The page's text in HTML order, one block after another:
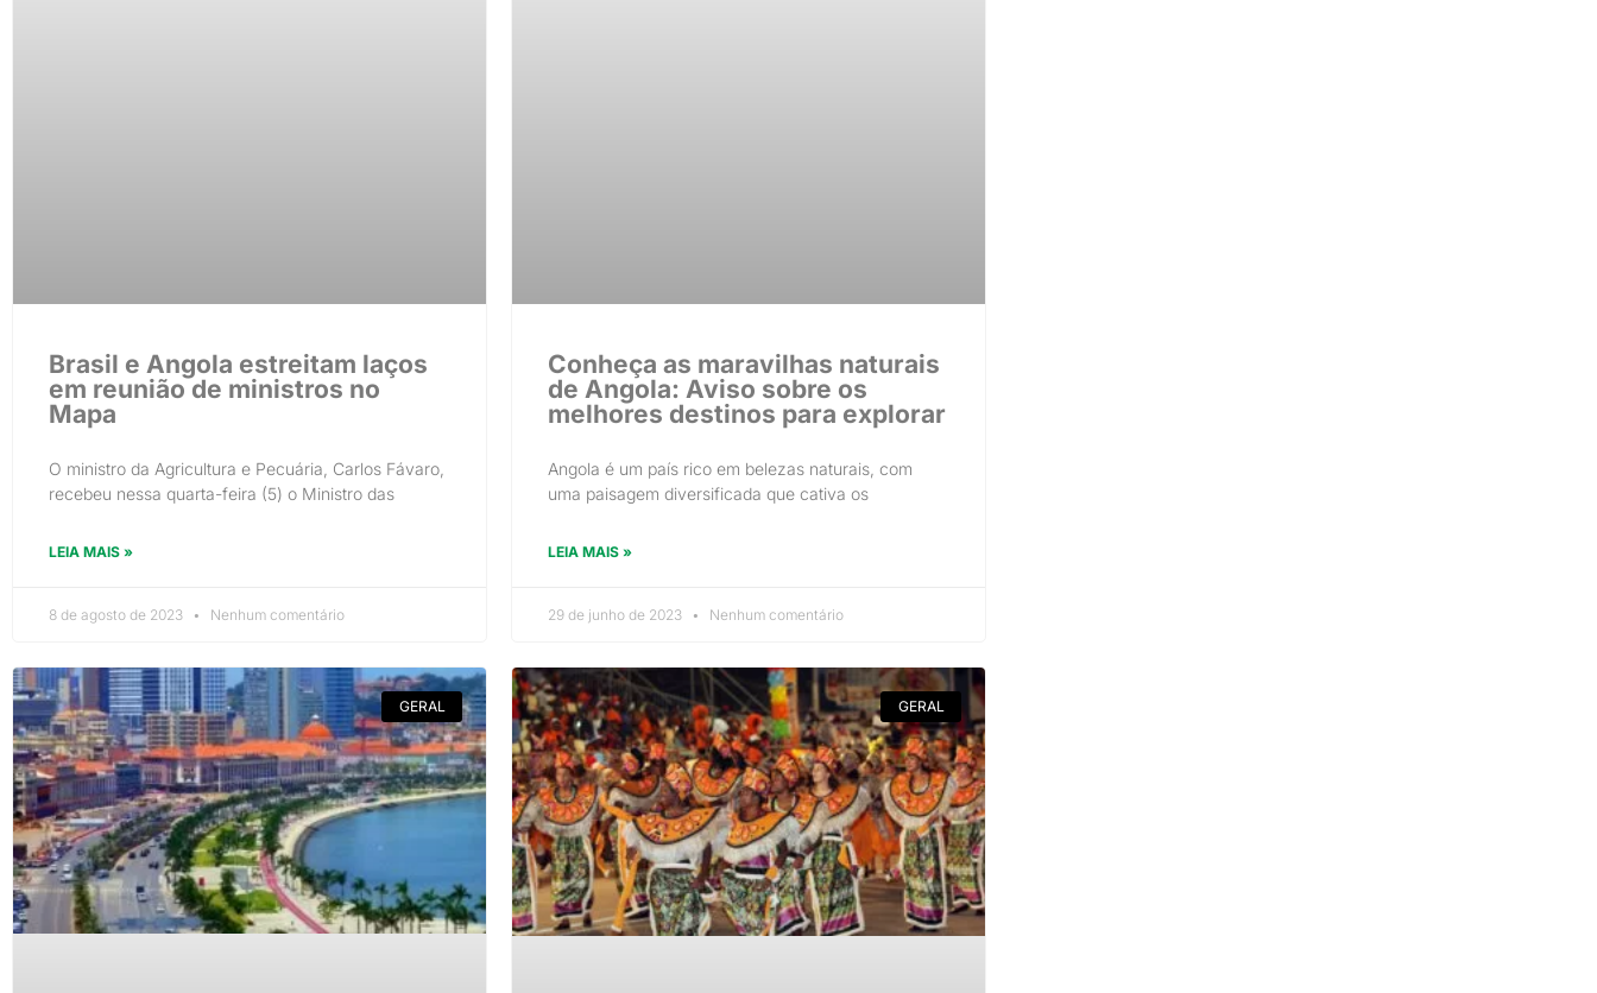
Brasil e Angola estreitam laços
em reunião de ministros no
Mapa
O ministro da Agricultura e Pecuária, Carlos Fávaro,
recebeu nessa quarta-feira (5) o Ministro das
LEIA MAIS »
8 de agosto de 2023 Nenhum comentário
Conheça as maravilhas naturais
de Angola: Aviso sobre os
melhores destinos para explorar
Angola é um país rico em belezas naturais, com
uma paisagem diversificada que cativa os
LEIA MAIS »
29 de junho de 2023 Nenhum comentário
GERAL GERAL